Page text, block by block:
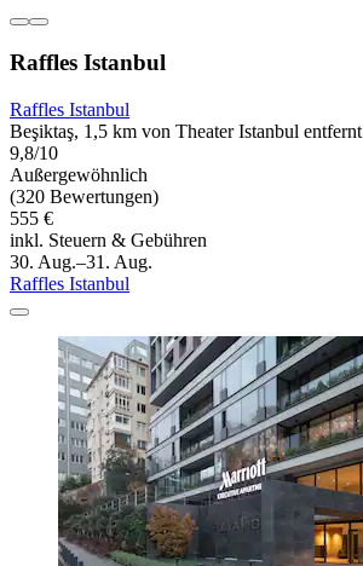
Raffles Istanbul
Raffles Istanbul
Beşiktaş, 1,5 km von Theater Istanbul entfernt
9,8/10
Außergewöhnlich
(320 Bewertungen)
555 €
inkl. Steuern & Gebühren
30. Aug.–31. Aug.
Raffles Istanbul